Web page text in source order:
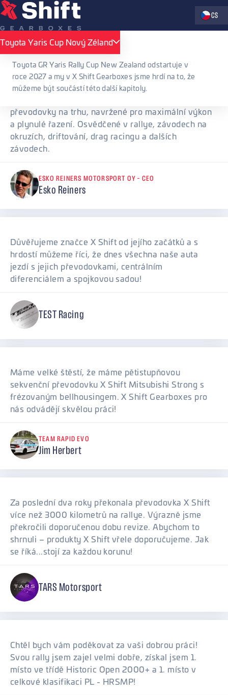
Zvolte
CS
Reference
převodovky na trhu, navržené pro maximální výkon
a plynulé řazení. Osvědčené v rallye, závodech na
okruzích, driftování, drag racingu a dalších
závodech.
ESKO REINERS MOTORSPORT OY – CEO
Esko Reiners
Důvěřujeme značce X Shift od jejího začátků a s
hrdostí můžeme říci, že dnes všechna naše auta
jezdí s jejich převodovkami, centrálním
diferenciálem a spojkovou sadou!
TEST Racing
Máme velké štěstí, že máme pětistupňovou
sekvenční převodovku X Shift Mitsubishi Strong s
frézovaným bellhousingem. X Shift Gearboxes pro
nás odvádějí skvělou práci!
TEAM RAPID EVO
Jim Herbert
Za poslední dva roky překonala převodovka X Shift
více než 3000 kilometrů na rallye. Výrazně jsme
překročili doporučenou dobu revize. Abychom to
shrnuli – produkty X Shift vřele doporučujeme. Jak
se říká...stojí za každou korunu!
TARS Motorsport
Chtěl bych vám poděkovat za vaši dobrou práci!
Svou rally jsem zajel velmi dobře, získal jsem 1.
místo ve třídě Historic Open 2000+ a 1. místo v
celkové klasifikaci PL - HRSMP!
Toyota Yaris Cup Nový Zéland
Toyota Yaris Cup Nový Zéland
Toyota GR Yaris Rally Cup New Zealand odstartuje v
roce 2027 a my v X Shift Gearboxes jsme hrdí na to, že
můžeme být součástí této další kapitoly.